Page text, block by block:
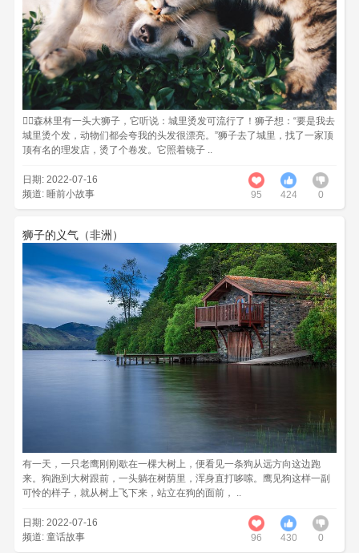
森林里有一头大狮子，它听说：城里烫发可流行了！狮子想：“要是我去
城里烫个发，动物们都会夸我的头发很漂亮。”狮子去了城里，找了一家顶
顶有名的理发店，烫了个卷发。它照着镜子 ..
日期: 2022-07-16
频道: 睡前小故事 95 424 0
狮子的义气（非洲）
有一天，一只老鹰刚刚歇在一棵大树上，便看见一条狗从远方向这边跑
来。狗跑到大树跟前，一头躺在树荫里，浑身直打哆嗦。鹰见狗这样一副
可怜的样子，就从树上飞下来，站立在狗的面前， ..
日期: 2022-07-16
频道: 童话故事 96 430 0